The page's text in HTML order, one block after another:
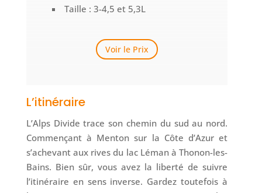
Taille : 3-4,5 et 5,3L
Voir le Prix
L’itinéraire
L’Alps Divide trace son chemin du sud au nord.
Commençant à Menton sur la Côte d’Azur et
s’achevant aux rives du lac Léman à Thonon-les-
Bains. Bien sûr, vous avez la liberté de suivre
l’itinéraire en sens inverse. Gardez toutefois à